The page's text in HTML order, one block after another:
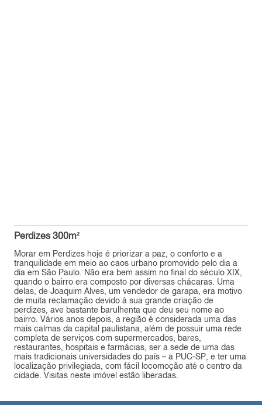
Perdizes 300m²
Morar em Perdizes hoje é priorizar a paz, o conforto e a
tranquilidade em meio ao caos urbano promovido pelo dia a
dia em São Paulo. Não era bem assim no final do século XIX,
quando o bairro era composto por diversas chácaras. Uma
delas, de Joaquim Alves, um vendedor de garapa, era motivo
de muita reclamação devido à sua grande criação de
perdizes, ave bastante barulhenta que deu seu nome ao
bairro. Vários anos depois, a região é considerada uma das
mais calmas da capital paulistana, além de possuir uma rede
completa de serviços com supermercados, bares,
restaurantes, hospitais e farmácias, ser a sede de uma das
mais tradicionais universidades do país – a PUC-SP, e ter uma
localização privilegiada, com fácil locomoção até o centro da
cidade. Visitas neste imóvel estão liberadas.